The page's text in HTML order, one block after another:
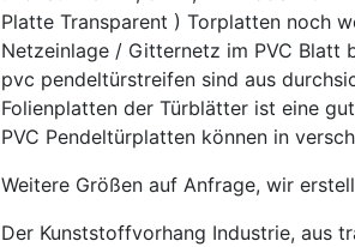
Platte Transparent ) Torplatten noch
Netzeinlage / Gitternetz im PVC Blatt
pvc pendeltürstreifen sind aus
Folienplatten der Türblätter ist eine
PVC Pendeltürplatten können in
Weitere Größen auf Anfrage, wir
Der Kunststoffvorhang Industrie, aus